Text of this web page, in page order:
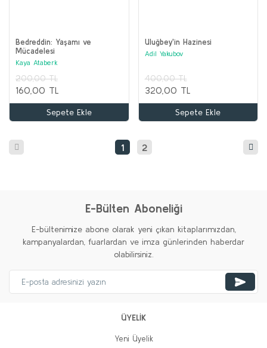
Bedreddin: Yaşamı ve
Mücadelesi
Kaya Ataberk
200,00 TL
160,00 TL
Sepete Ekle
Uluğbey'in Hazinesi
Adil Yakubov
400,00 TL
320,00 TL
Sepete Ekle
1 2
E-Bülten Aboneliği
E-bültenimize abone olarak yeni çıkan kitaplarımızdan,
kampanyalardan, fuarlardan ve imza günlerinden haberdar
olabilirsiniz.
ÜYELİK
Yeni Üyelik